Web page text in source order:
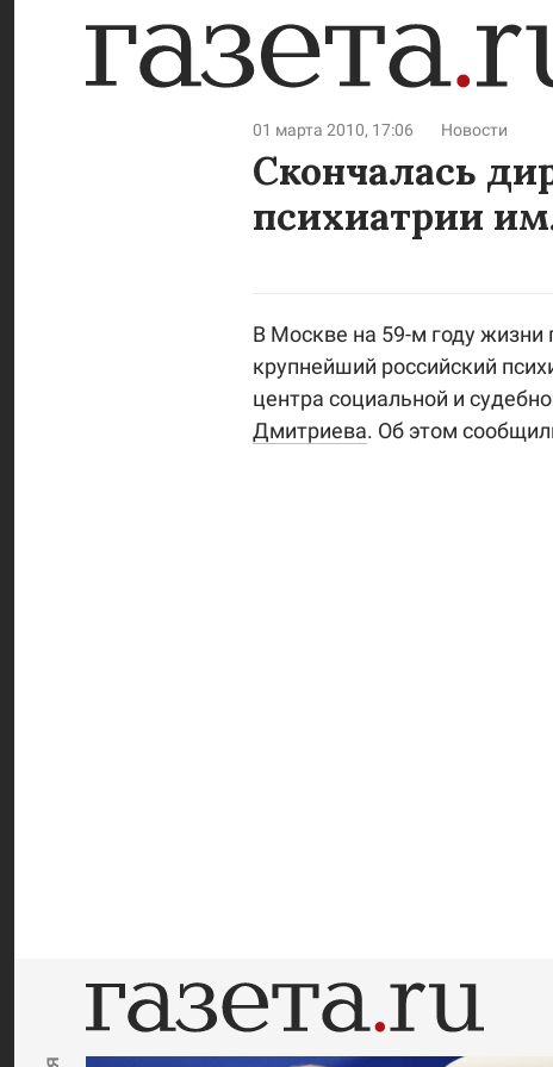
01 марта 2010, 17:06 Новости
Скончалась
психиатрии
В Москве на 59-м году жизни
крупнейший российский
центра социальной и
Дмитриева. Об этом